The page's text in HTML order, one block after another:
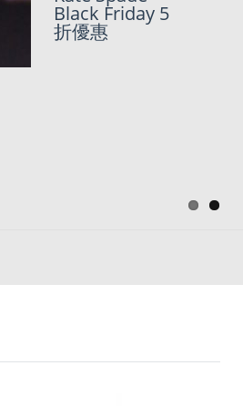
2021持續更新
~] Kate Spade
Black Friday 5
折優惠